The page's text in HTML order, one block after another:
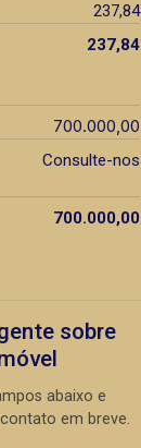
237,84
237,84
700.000,00
Consulte-nos
700.000,00
sobre
abaixo e
em breve.